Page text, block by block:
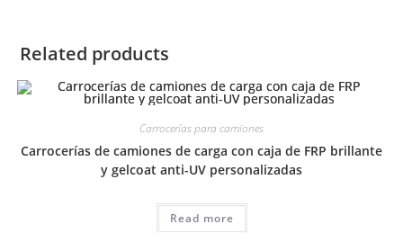
Related products
Carrocerías para camiones
Carrocerías de camiones de carga con caja de FRP brillante
y gelcoat anti-UV personalizadas
Read more